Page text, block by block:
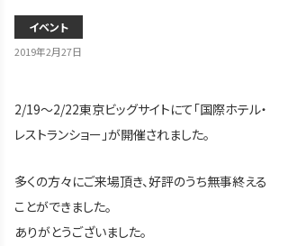
イベント
2019年2月27日
2/19～2/22東京ビッグサイトにて「国際ホテル・
レストランショー」が開催されました。
多くの方々にご来場頂き、好評のうち無事終える
ことができました。
ありがとうございました。